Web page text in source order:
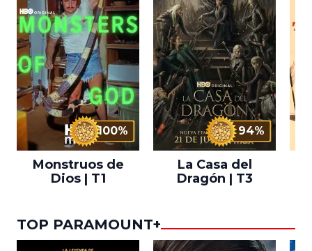
100%
Monstruos de
Dios | T1
94%
La Casa del
Dragón | T3
TOP PARAMOUNT+